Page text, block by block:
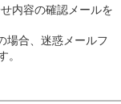
内容の確認メールを
場合、迷惑メールフ
。